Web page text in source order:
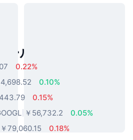
ールドアセット
0.22%
0.10%
0.15%
￥56,732.2
0.05%
￥79,060.15
0.18%